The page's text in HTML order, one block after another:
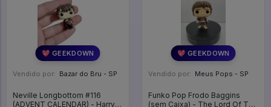
💖 GEEKDOWN
Vendido por: Bazar do Bru - SP
Neville Longbottom #116
(ADVENT CALENDAR) - Harry
💖 GEEKDOWN
Vendido por: Meus Pops - SP
Funko Pop Frodo Baggins
(sem Caixa) - The Lord Of The